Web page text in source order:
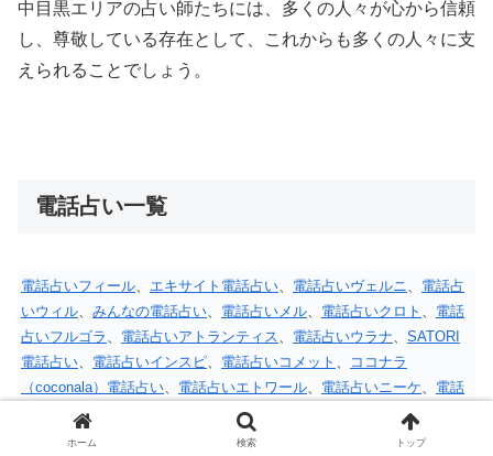
中目黒エリアの占い師たちには、多くの人々が心から信頼
し、尊敬している存在として、これからも多くの人々に支
えられることでしょう。
電話占い一覧
電話占いフィール エキサイト電話占い 電話占いヴェルニ
電話占
いウィル
みんなの電話占い 電話占いメル 電話占いクロト
電話
占いフルゴラ
電話占いアトランティス 電話占いウラナ
SATORI
電話占い
電話占いインスピ 電話占いコメット
ココナラ
（coconala）電話占い
電話占いエトワール 電話占いニーケ
電話
占いシェリール
電話占いロバミミ、 電話占い師名鑑プラス、
いミアレ
、 電話占いモネ 電話占いウララカ、
ホーム 検索 トップ